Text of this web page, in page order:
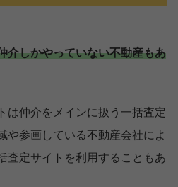
介しかやっていない不動産もあ
は仲介をメインに扱う一括査定
や参画している不動産会社によ
査定サイトを利用することもあ